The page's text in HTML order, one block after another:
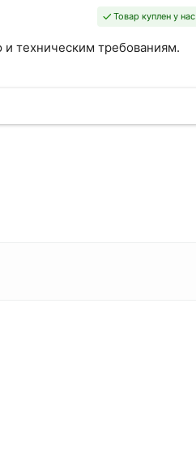
Товар куплен у нас
техническим требованиям.